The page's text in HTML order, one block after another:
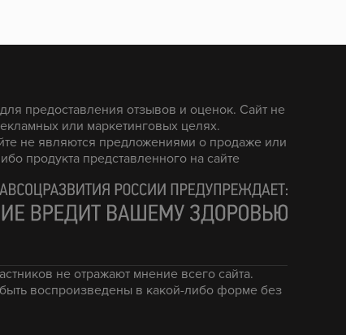
для предоставления отзывов и оценок. Сайт не
или маркетинговых целях.
не являются предложениями о продаже или
продукта представленного на сайте
не отражают мнение всего сайта.
воспроизведены в какой-либо форме без